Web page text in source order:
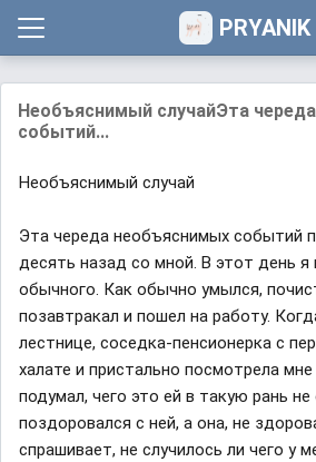
PRYANIK
Необъяснимый случайЭта
событий...
Необъяснимый случай
Эта череда необъяснимых событий
десять назад со мной. В этот день я
обычного. Как обычно умылся,
позавтракал и пошел на работу.
лестнице, соседка-пенсионерка с
халате и пристально посмотрела
подумал, чего это ей в такую рань не
поздоровался с ней, а она, не
спрашивает, не случилось ли чего у